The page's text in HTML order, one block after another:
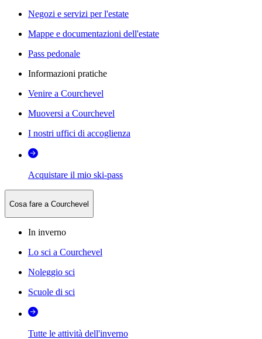
Negozi e servizi per l'estate
Mappe e documentazioni dell'estate
Pass pedonale
Informazioni pratiche
Venire a Courchevel
Muoversi a Courchevel
I nostri uffici di accoglienza
Acquistare il mio ski-pass
Cosa fare a Courchevel
In inverno
Lo sci a Courchevel
Noleggio sci
Scuole di sci
Tutte le attività dell'inverno